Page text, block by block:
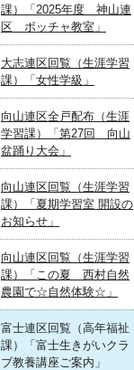
課）「2025年度 神山連
区 ボッチャ教室」
大志連区回覧（生涯学習
課）「女性学級」
向山連区全戸配布（生涯
学習課）「第27回 向山
盆踊り大会」
向山連区回覧（生涯学習
課）「夏期学習室 開設の
お知らせ」
向山連区回覧（生涯学習
課）「この夏 西村自然
農園で☆自然体験☆」
富士連区回覧（高年福祉
課）「富士生きがいクラ
ブ教養講座ご案内」